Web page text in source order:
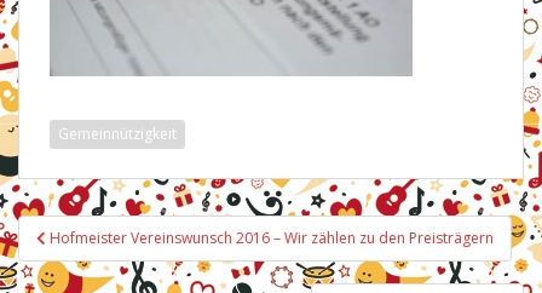
Gemeinnützigkeit
Beitragsnavigation
Hofmeister Vereinswunsch 2016 – Wir zählen zu den Preisträgern